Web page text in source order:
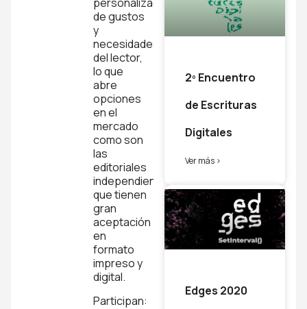
de gustos
y
necesidades
del lector,
lo que
abre
opciones
en el
mercado
como son
las
editoriales
independientes
que tienen
gran
aceptación
en
formato
impreso y
digital.
Participan:
2º Encuentro
de Escrituras
Digitales
Ver más >
Edges 2020